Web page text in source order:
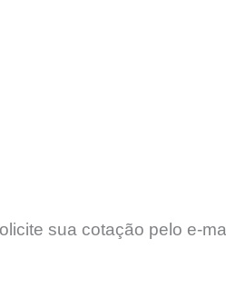
sua cotação pelo e-